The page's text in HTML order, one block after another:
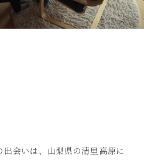
会いは、山梨県の清里高原に